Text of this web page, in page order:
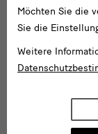
Möchten Sie die
Sie die
Weitere